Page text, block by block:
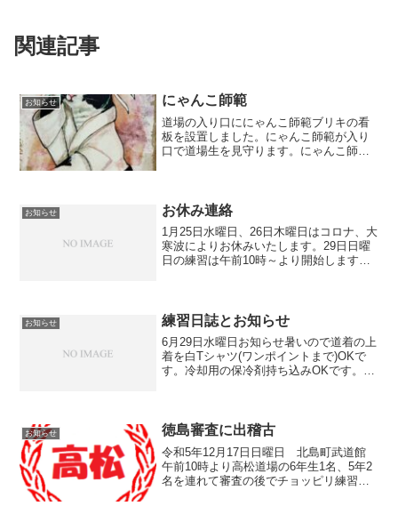
関連記事
お知らせ にゃんこ師範
道場の入り口ににゃんこ師範ブリキの看
板を設置しました。にゃんこ師範が入り
口で道場生を見守ります。にゃんこ師範
ぞ❗️はちまきを締めて気...
お知らせ お休み連絡
1月25日水曜日、26日木曜日はコロナ、大
寒波によりお休みいたします。29日日曜
日の練習は午前10時～より開始します。
お知らせ 練習日誌とお知らせ
6月29日水曜日お知らせ暑いので道着の上
着を白Tシャツ(ワンポイントまで)OKで
す。冷却用の保冷剤持ち込みOKです。気
た。円陣になっ...
お知らせ 徳島審査に出稽古
令和5年12月17日日曜日 北島町武道館
午前10時より高松道場の6年生1名、5年2
名を連れて審査の後でチョッピリ練習？